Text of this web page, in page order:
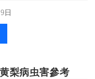
日
梨病虫害參考